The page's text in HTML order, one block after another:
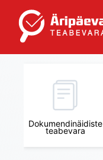
Dokumendinäidiste
teabevara